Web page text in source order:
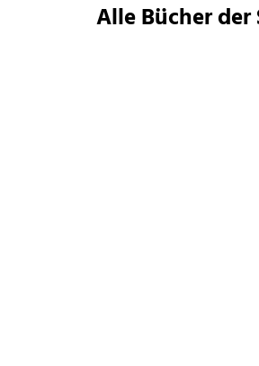
Alle Bücher der